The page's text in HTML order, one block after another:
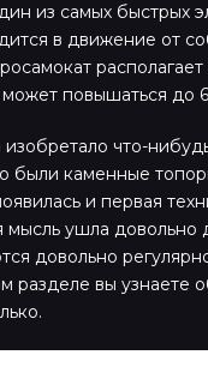
из самых быстрых
в движение от
повышаться до
что-
были каменные
и первая
мысль ушла довольно
довольно
разделе вы узнаете